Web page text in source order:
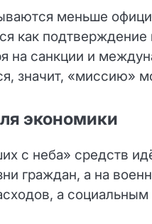
меньше
как подтверждение
на санкции и
значит, «миссию»
экономики
с неба» средств
граждан, а на
а социальным